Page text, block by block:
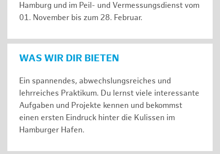
Hamburg und im Peil- und Vermessungsdienst vom
01. November bis zum 28. Februar.
WAS WIR DIR BIETEN
Ein spannendes, abwechslungsreiches und
lehrreiches Praktikum. Du lernst viele interessante
Aufgaben und Projekte kennen und bekommst
einen ersten Eindruck hinter die Kulissen im
Hamburger Hafen.